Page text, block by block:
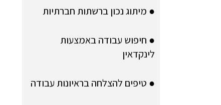
● מיתוג נכון ברשתות חברתיות
● חיפוש עבודה באמצעות
לינקדאין
● טיפים להצלחה בראיונות עבודה